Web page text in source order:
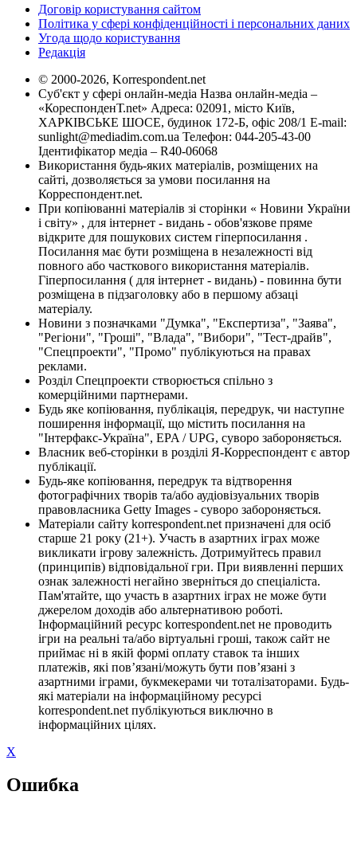
Договір користування сайтом
Політика у сфері конфіденційності і персональних даних
Угода щодо користування
Редакція
© 2000-2026, Korrespondent.net
Суб'єкт у сфері онлайн-медіа Назва онлайн-медіа –
«КореспонденТ.net» Адреса: 02091, місто Київ,
ХАРКІВСЬКЕ ШОСЕ, будинок 172-Б, офіс 208/1 E-mail:
sunlight@mediadim.com.ua Телефон: 044-205-43-00
Ідентифікатор медіа – R40-06068
Використання будь-яких матеріалів, розміщених на
сайті, дозволяється за умови посилання на
Корреспондент.net.
При копіюванні матеріалів зі сторінки « Новини України
і світу» , для інтернет - видань - обов'язкове пряме
відкрите для пошукових систем гіперпосилання .
Посилання має бути розміщена в незалежності від
повного або часткового використання матеріалів.
Гіперпосилання ( для інтернет - видань) - повинна бути
розміщена в підзаголовку або в першому абзаці
матеріалу.
Новини з позначками "Думка", "Експертиза", "Заява",
"Регіони", "Гроші", "Влада", "Вибори", "Тест-драйв",
"Спецпроекти", "Промо" публікуються на правах
реклами.
Розділ Спецпроекти створюється спільно з
комерційними партнерами.
Будь яке копіювання, публікація, передрук, чи наступне
поширення інформації, що містить посилання на
"Інтерфакс-Україна", EPA / UPG, суворо забороняється.
Власник веб-сторінки в розділі Я-Корреспондент є автор
публікації.
Будь-яке копіювання, передрук та відтворення
фотографічних творів та/або аудіовізуальних творів
правовласника Getty Images - суворо забороняється.
Матеріали сайту korrespondent.net призначені для осіб
старше 21 року (21+). Участь в азартних іграх може
викликати ігрову залежність. Дотримуйтесь правил
(принципів) відповідальної гри. При виявленні перших
ознак залежності негайно зверніться до спеціаліста.
Пам'ятайте, що участь в азартних іграх не може бути
джерелом доходів або альтернативою роботі.
Інформаційний ресурс korrespondent.net не проводить
ігри на реальні та/або віртуальні гроші, також сайт не
приймає ні в якій формі оплату ставок та інших
платежів, які пов’язані/можуть бути пов’язані з
азартними іграми, букмекерами чи тоталізаторами. Будь-
які матеріали на інформаційному ресурсі
korrespondent.net публікуються виключно в
інформаційних цілях.
X
Ошибка